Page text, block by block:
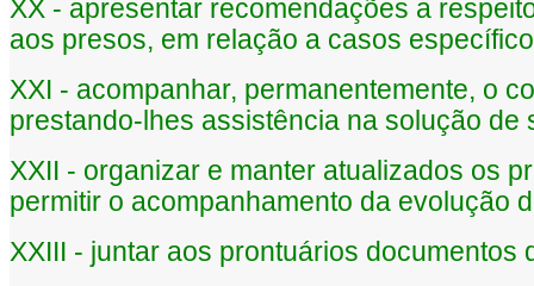
XX - apresentar recomendações a
aos presos, em relação a casos
XXI - acompanhar, permanentemente, o
prestando-lhes assistência na solução de
XXII - organizar e manter atualizados os
permitir o acompanhamento da evolução
XXIII - juntar aos prontuários